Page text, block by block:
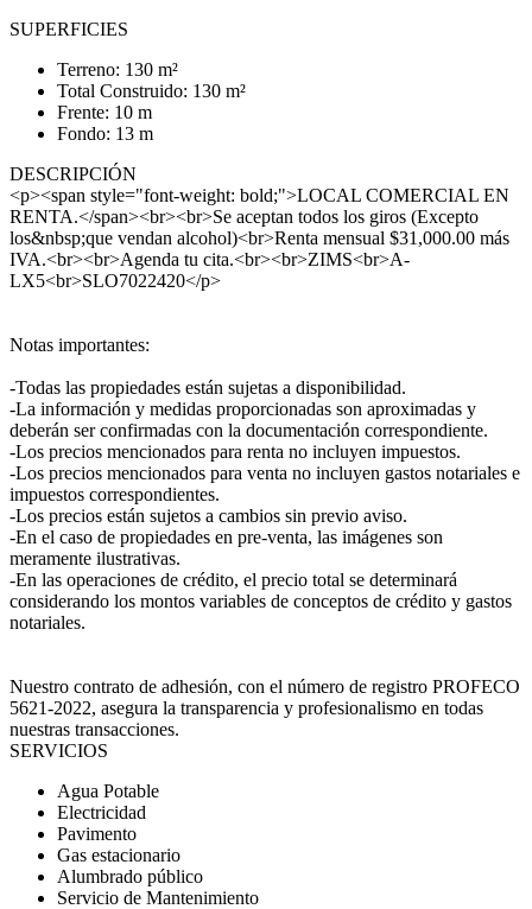
SUPERFICIES
Terreno: 130 m²
Total Construido: 130 m²
Frente: 10 m
Fondo: 13 m
DESCRIPCIÓN
<p><span style="font-weight: bold;">LOCAL COMERCIAL EN
RENTA.</span><br><br>Se aceptan todos los giros (Excepto
los&nbsp;que vendan alcohol)<br>Renta mensual $31,000.00 más
IVA.<br><br>Agenda tu cita.<br><br>ZIMS<br>A-
LX5<br>SLO7022420</p>
Notas importantes:
-Todas las propiedades están sujetas a disponibilidad.
-La información y medidas proporcionadas son aproximadas y
deberán ser confirmadas con la documentación correspondiente.
-Los precios mencionados para renta no incluyen impuestos.
-Los precios mencionados para venta no incluyen gastos notariales e
impuestos correspondientes.
-Los precios están sujetos a cambios sin previo aviso.
-En el caso de propiedades en pre-venta, las imágenes son
meramente ilustrativas.
-En las operaciones de crédito, el precio total se determinará
considerando los montos variables de conceptos de crédito y gastos
notariales.
Nuestro contrato de adhesión, con el número de registro PROFECO
5621-2022, asegura la transparencia y profesionalismo en todas
nuestras transacciones.
SERVICIOS
Agua Potable
Electricidad
Pavimento
Gas estacionario
Alumbrado público
Servicio de Mantenimiento